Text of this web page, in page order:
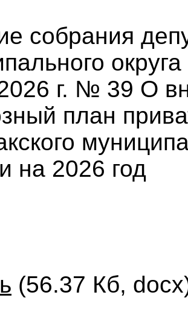
собрания
г. № 39 О
план
на 2026 год
(56.37 Кб,